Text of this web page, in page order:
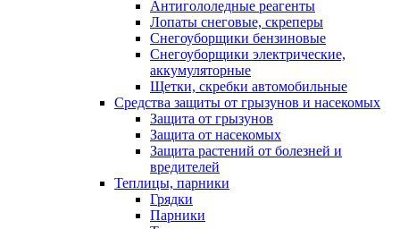
Антигололедные реагенты
Лопаты снеговые, скреперы
Снегоуборщики бензиновые
Снегоуборщики электрические,
аккумуляторные
Щетки, скребки автомобильные
Средства защиты от грызунов и насекомых
Защита от грызунов
Защита от насекомых
Защита растений от болезней и
вредителей
Теплицы, парники
Грядки
Парники